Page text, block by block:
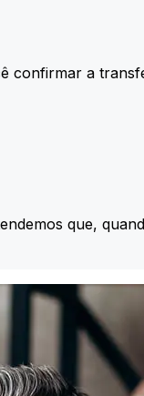
confirmar a
que,